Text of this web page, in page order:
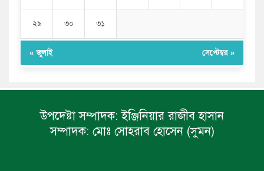
২৯ ৩০ ৩১
« জুলাই সেপ্টেম্বর »
উপদেষ্টা সম্পাদক: ইঞ্জিনিয়ার রাজীব হাসান
সম্পাদক: মোঃ সোহরাব হোসেন (সুমন)